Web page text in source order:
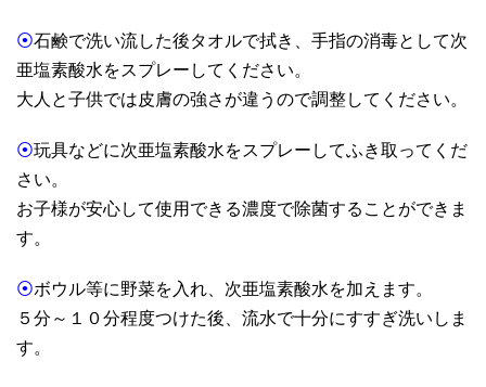
⦿石鹸で洗い流した後タオルで拭き、手指の消毒として次
亜塩素酸水をスプレーしてください。
大人と子供では皮膚の強さが違うので調整してください。
⦿玩具などに次亜塩素酸水をスプレーしてふき取ってくだ
さい。
お子様が安心して使用できる濃度で除菌することができま
す。
⦿ボウル等に野菜を入れ、次亜塩素酸水を加えます。
５分～１０分程度つけた後、流水で十分にすすぎ洗いしま
す。